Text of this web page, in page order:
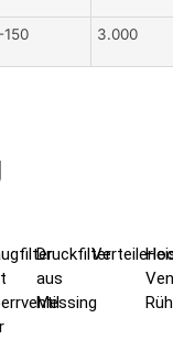
3.000
Druckfilter
aus
Messing